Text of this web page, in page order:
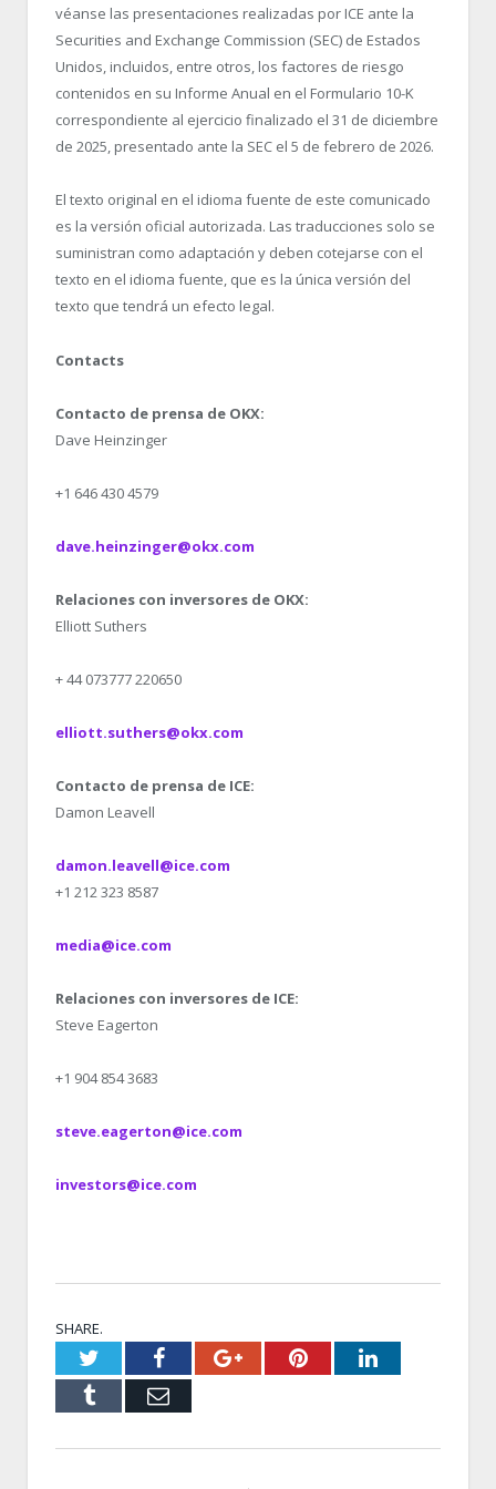
véanse las presentaciones realizadas por ICE ante la
Securities and Exchange Commission (SEC) de Estados
Unidos, incluidos, entre otros, los factores de riesgo
contenidos en su Informe Anual en el Formulario 10-K
correspondiente al ejercicio finalizado el 31 de diciembre
de 2025, presentado ante la SEC el 5 de febrero de 2026.
El texto original en el idioma fuente de este comunicado
es la versión oficial autorizada. Las traducciones solo se
suministran como adaptación y deben cotejarse con el
texto en el idioma fuente, que es la única versión del
texto que tendrá un efecto legal.
Contacts
Contacto de prensa de OKX:
Dave Heinzinger
+1 646 430 4579
dave.heinzinger@okx.com
Relaciones con inversores de OKX:
Elliott Suthers
+ 44 073777 220650
elliott.suthers@okx.com
Contacto de prensa de ICE:
Damon Leavell
damon.leavell@ice.com
+1 212 323 8587
media@ice.com
Relaciones con inversores de ICE:
Steve Eagerton
+1 904 854 3683
steve.eagerton@ice.com
investors@ice.com
SHARE.
TwitterFacebookGoogle+PinterestLinkedIn
Tumblr Email